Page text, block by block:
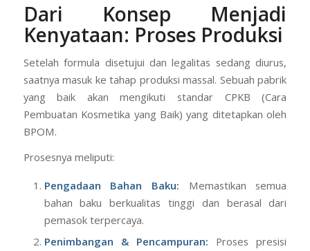
Dari Konsep Menjadi
Kenyataan: Proses Produksi
Setelah formula disetujui dan legalitas sedang diurus,
saatnya masuk ke tahap produksi massal. Sebuah pabrik
yang baik akan mengikuti standar CPKB (Cara
Pembuatan Kosmetika yang Baik) yang ditetapkan oleh
BPOM.
Prosesnya meliputi:
Pengadaan Bahan Baku: Memastikan semua
bahan baku berkualitas tinggi dan berasal dari
pemasok terpercaya.
Penimbangan & Pencampuran: Proses presisi